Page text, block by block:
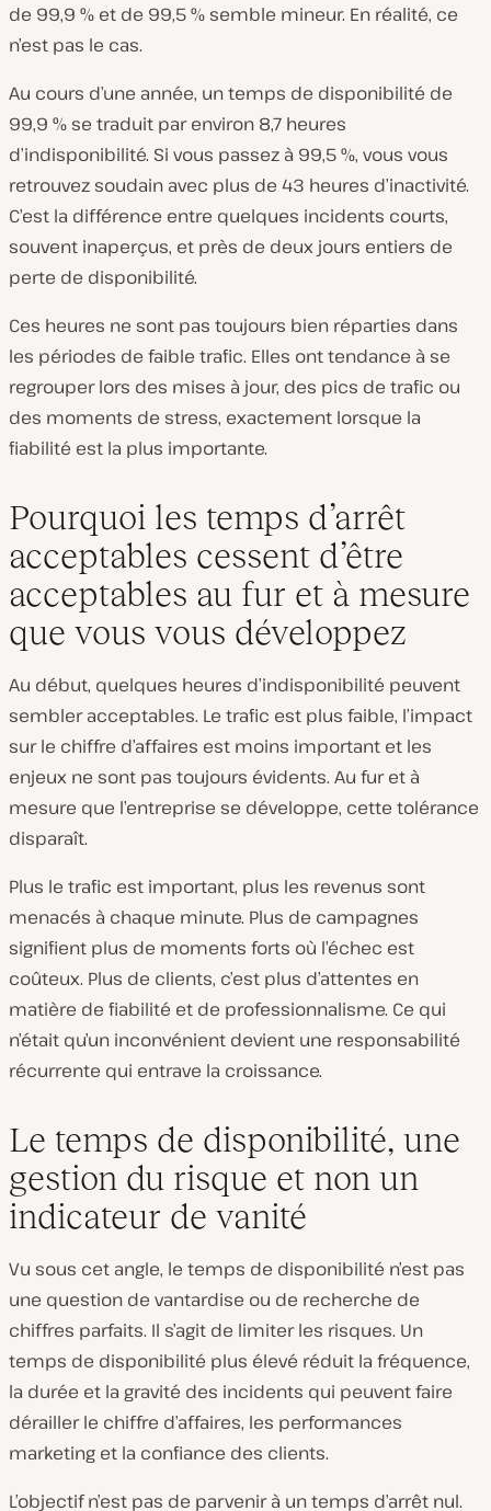
de 99,9 % et de 99,5 % semble mineur. En réalité, ce
n’est pas le cas.
Au cours d’une année, un temps de disponibilité de
99,9 % se traduit par environ 8,7 heures
d’indisponibilité. Si vous passez à 99,5 %, vous vous
retrouvez soudain avec plus de 43 heures d’inactivité.
C’est la différence entre quelques incidents courts,
souvent inaperçus, et près de deux jours entiers de
perte de disponibilité.
Ces heures ne sont pas toujours bien réparties dans
les périodes de faible trafic. Elles ont tendance à se
regrouper lors des mises à jour, des pics de trafic ou
des moments de stress, exactement lorsque la
fiabilité est la plus importante.
Pourquoi les temps d’arrêt
acceptables cessent d’être
acceptables au fur et à mesure
que vous vous développez
Au début, quelques heures d’indisponibilité peuvent
sembler acceptables. Le trafic est plus faible, l’impact
sur le chiffre d’affaires est moins important et les
enjeux ne sont pas toujours évidents. Au fur et à
mesure que l’entreprise se développe, cette tolérance
disparaît.
Plus le trafic est important, plus les revenus sont
menacés à chaque minute. Plus de campagnes
signifient plus de moments forts où l’échec est
coûteux. Plus de clients, c’est plus d’attentes en
matière de fiabilité et de professionnalisme. Ce qui
n’était qu’un inconvénient devient une responsabilité
récurrente qui entrave la croissance.
Le temps de disponibilité, une
gestion du risque et non un
indicateur de vanité
Vu sous cet angle, le temps de disponibilité n’est pas
une question de vantardise ou de recherche de
chiffres parfaits. Il s’agit de limiter les risques. Un
temps de disponibilité plus élevé réduit la fréquence,
la durée et la gravité des incidents qui peuvent faire
dérailler le chiffre d’affaires, les performances
marketing et la confiance des clients.
L’objectif n’est pas de parvenir à un temps d’arrêt nul.